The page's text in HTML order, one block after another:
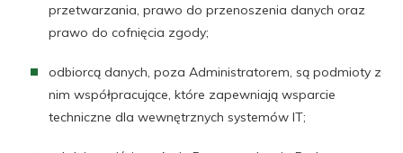
przetwarzania, prawo do przenoszenia danych oraz
prawo do cofnięcia zgody;
odbiorcą danych, poza Administratorem, są podmioty z
nim współpracujące, które zapewniają wsparcie
techniczne dla wewnętrznych systemów IT;